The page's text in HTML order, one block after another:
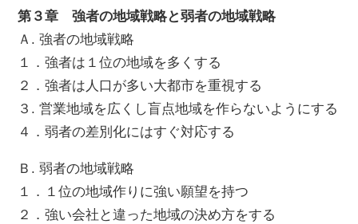
第３章 強者の地域戦略と弱者の地域戦略
Ａ. 強者の地域戦略
１．強者は１位の地域を多くする
２．強者は人口が多い大都市を重視する
３. 営業地域を広くし盲点地域を作らないようにする
４．弱者の差別化にはすぐ対応する
Ｂ. 弱者の地域戦略
１．１位の地域作りに強い願望を持つ
２．強い会社と違った地域の決め方をする